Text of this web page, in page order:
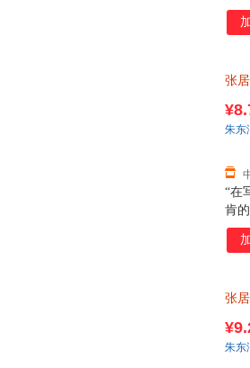
艺
捷
棘
东
传
张
“在
肯
艺
捷
棘
东
传
朱东
张
朱东